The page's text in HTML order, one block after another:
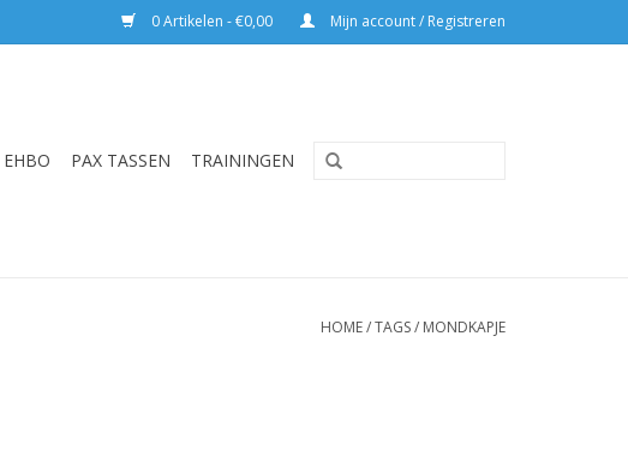
0 Artikelen - €0,00 Mijn account / Registreren
EHBO PAX TASSEN TRAININGEN
HOME/TAGS/ MONDKAPJE